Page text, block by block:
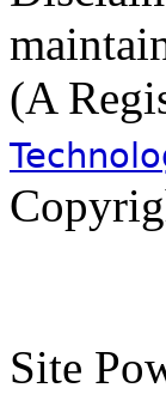
(A
Site